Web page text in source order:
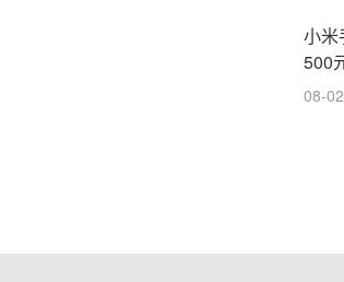
小米
500
08-